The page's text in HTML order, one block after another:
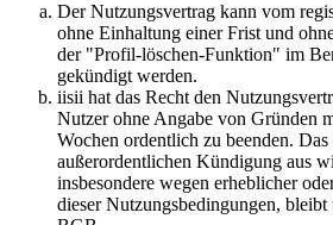
Der Nutzungsvertrag kann vom
ohne Einhaltung einer Frist und
der "Profil-löschen-Funktion" im
gekündigt werden.
iisii hat das Recht den
Nutzer ohne Angabe von Gründen
Wochen ordentlich zu beenden.
außerordentlichen Kündigung aus
insbesondere wegen erheblicher
dieser Nutzungsbedingungen,